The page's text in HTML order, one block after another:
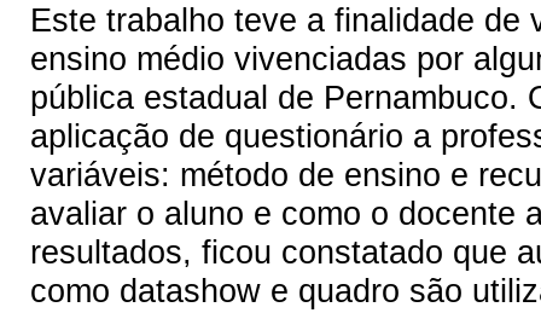
Este trabalho teve a finalidade de
ensino médio vivenciadas por
pública estadual de Pernambuco.
aplicação de questionário a
variáveis: método de ensino e
avaliar o aluno e como o docente
resultados, ficou constatado que
como datashow e quadro são